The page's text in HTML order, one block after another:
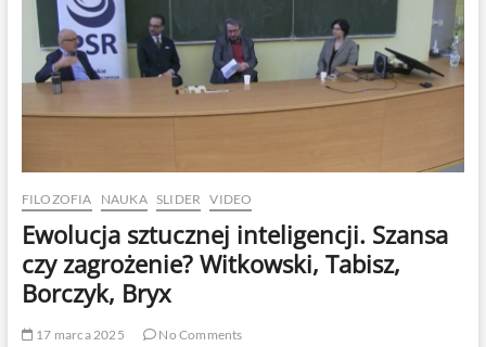
FILOZOFIA NAUKA SLIDER VIDEO
Ewolucja sztucznej inteligencji. Szansa
czy zagrożenie? Witkowski, Tabisz,
Borczyk, Bryx
17 marca 2025 No Comments